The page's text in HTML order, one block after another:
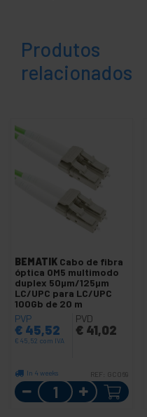
Produtos
relacionados
BEMATIK Cabo de fibra
óptica OM5 multimodo
duplex 50µm/125µm
LC/UPC para LC/UPC
100Gb de 20 m
PVP
€ 45,52
€ 45,52 com IVA
PVD
€41,02
In 4 weeks REF: GC069
Quantidade